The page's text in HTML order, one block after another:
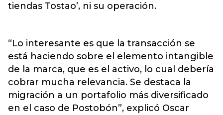
tiendas Tostao’, ni su operación.
“Lo interesante es que la transacción se
está haciendo sobre el elemento intangible
de la marca, que es el activo, lo cual debería
cobrar mucha relevancia. Se destaca la
migración a un portafolio más diversificado
en el caso de Postobón”, explicó Oscar